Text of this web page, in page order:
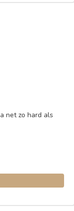
net zo hard als